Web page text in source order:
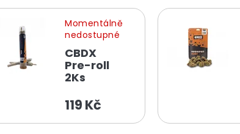
CBDX
Pre-roll
2Ks
Momentálně
nedostupné
119 Kč